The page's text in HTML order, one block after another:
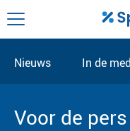
Nieuws In de
Voor de pers